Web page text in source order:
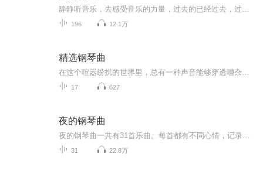
196 12.1万
精选钢琴曲
17 627
夜的钢琴曲
31 22.8万